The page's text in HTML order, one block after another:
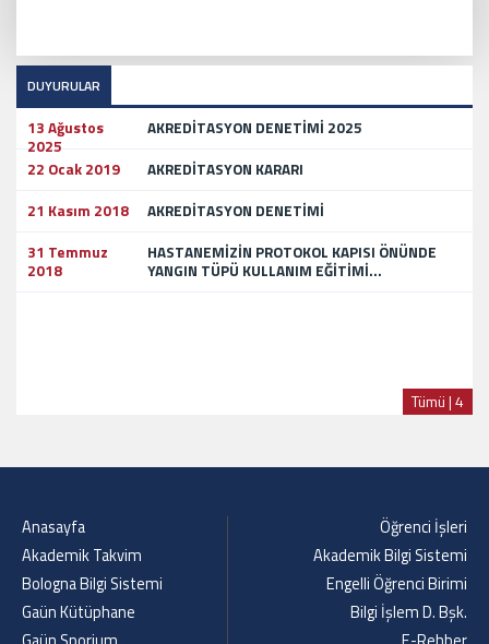
DUYURULAR
13 Ağustos
2025
AKREDİTASYON DENETİMİ 2025
22 Ocak 2019
AKREDİTASYON KARARI
21 Kasım 2018
AKREDİTASYON DENETİMİ
31 Temmuz
2018
HASTANEMİZİN PROTOKOL KAPISI ÖNÜNDE
YANGIN TÜPÜ KULLANIM EĞİTİMİ...
Tümü | 4
Anasayfa
Akademik Takvim
Bologna Bilgi Sistemi
Gaün Kütüphane
Öğrenci İşleri
Akademik Bilgi Sistemi
Engelli Öğrenci Birimi
Bilgi İşlem D. Bşk.